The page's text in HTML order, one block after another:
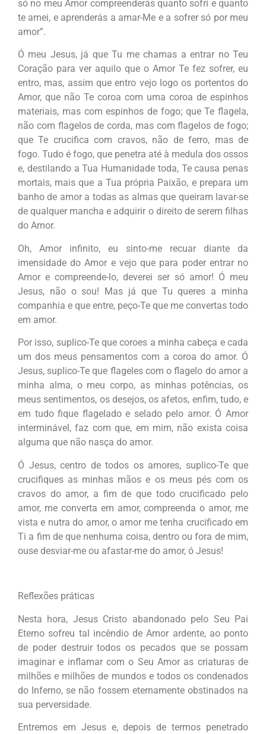
só no meu Amor compreenderás quanto sofri e quanto
te amei, e aprenderás a amar-Me e a sofrer só por meu
amor”.
Ó meu Jesus, já que Tu me chamas a entrar no Teu
Coração para ver aquilo que o Amor Te fez sofrer, eu
entro, mas, assim que entro vejo logo os portentos do
Amor, que não Te coroa com uma coroa de espinhos
materiais, mas com espinhos de fogo; que Te flagela,
não com flagelos de corda, mas com flagelos de fogo;
que Te crucifica com cravos, não de ferro, mas de
fogo. Tudo é fogo, que penetra até à medula dos ossos
e, destilando a Tua Humanidade toda, Te causa penas
mortais, mais que a Tua própria Paixão, e prepara um
banho de amor a todas as almas que queiram lavar-se
de qualquer mancha e adquirir o direito de serem filhas
do Amor.
Oh, Amor infinito, eu sinto-me recuar diante da
imensidade do Amor e vejo que para poder entrar no
Amor e compreende-lo, deverei ser só amor! Ó meu
Jesus, não o sou! Mas já que Tu queres a minha
companhia e que entre, peço-Te que me convertas todo
em amor.
Por isso, suplico-Te que coroes a minha cabeça e cada
um dos meus pensamentos com a coroa do amor. Ó
Jesus, suplico-Te que flageles com o flagelo do amor a
minha alma, o meu corpo, as minhas potências, os
meus sentimentos, os desejos, os afetos, enfim, tudo, e
em tudo fique flagelado e selado pelo amor. Ó Amor
interminável, faz com que, em mim, não exista coisa
alguma que não nasça do amor.
Ó Jesus, centro de todos os amores, suplico-Te que
crucifiques as minhas mãos e os meus pés com os
cravos do amor, a fim de que todo crucificado pelo
amor, me converta em amor, compreenda o amor, me
vista e nutra do amor, o amor me tenha crucificado em
Ti a fim de que nenhuma coisa, dentro ou fora de mim,
ouse desviar-me ou afastar-me do amor, ó Jesus!
Reflexões práticas
Nesta hora, Jesus Cristo abandonado pelo Seu Pai
Eterno sofreu tal incêndio de Amor ardente, ao ponto
de poder destruir todos os pecados que se possam
imaginar e inflamar com o Seu Amor as criaturas de
milhões e milhões de mundos e todos os condenados
do Inferno, se não fossem eternamente obstinados na
sua perversidade.
Entremos em Jesus e, depois de termos penetrado